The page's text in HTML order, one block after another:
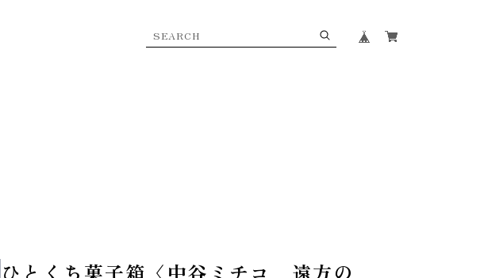
ひとくち菓子箱〈中谷ミチコ 遠方の